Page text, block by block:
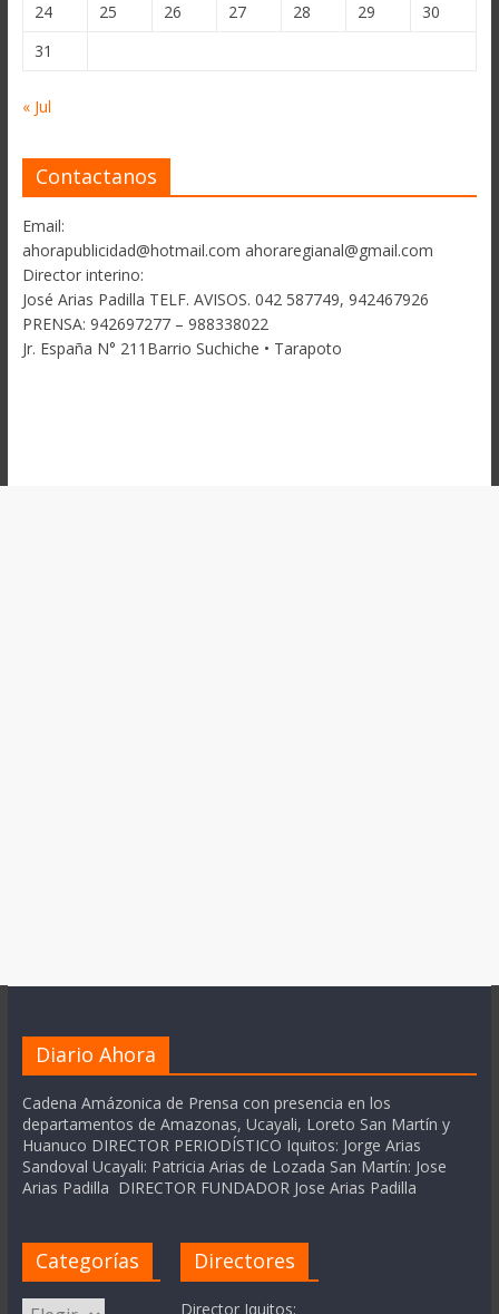
24
25 26 27 28 29
30
31
« Jul
Contactanos
Email:
ahorapublicidad@hotmail.com ahoraregianal@gmail.com
Director interino:
José Arias Padilla TELF. AVISOS. 042 587749, 942467926
PRENSA: 942697277 – 988338022
Jr. España N° 211Barrio Suchiche • Tarapoto
Diario Ahora
Cadena Amázonica de Prensa con presencia en los
departamentos de Amazonas, Ucayali, Loreto San Martín y
Huanuco DIRECTOR PERIODÍSTICO Iquitos: Jorge Arias
Sandoval Ucayali: Patricia Arias de Lozada San Martín: Jose
Arias Padilla DIRECTOR FUNDADOR Jose Arias Padilla
Categorías
Categorías
Directores
Director Iquitos: